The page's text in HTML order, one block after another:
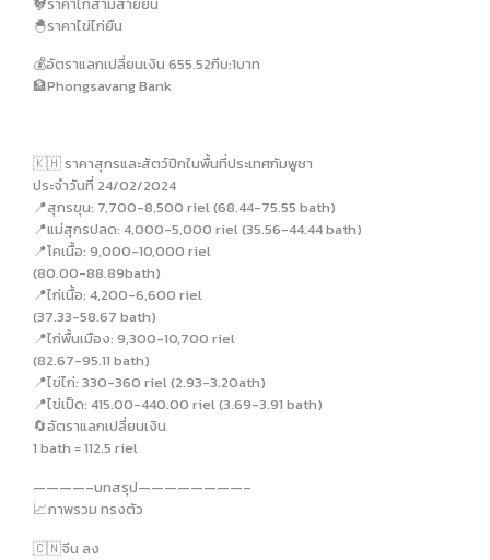
🐣ราคาไข่ไก่ยืน
💰อัตราแลกเปลี่ยนเงิน 655.52กีบ:1บาท
🏦Phongsavang Bank
🇰🇭 ราคาสุกรและสัตว์ปีกในพื้นที่ประเทศกัมพูชา
ประจำวันที่ 24/02/2024
📍สุกรขุน: 7,700-8,500 riel (68.44-75.55 bath)
📍แม่สุกรปลด: 4,000-5,000 riel (35.56-44.44 bath)
📍โคเนื้อ: 9,000-10,000 riel
(80.00-88.89bath)
📍ไก่เนื้อ: 4,200-6,600 riel
(37.33-58.67 bath)
📍ไก่พื้นเมือง: 9,300-10,700 riel
(82.67-95.11 bath)
📍ไข่ไก่: 330-360 riel (2.93-3.20ath)
📍ไข่เป็ด: 415.00-440.00 riel (3.69-3.91 bath)
🔄อัตราแลกเปลี่ยนเงิน
1 bath = 112.5 riel
————–บทสรุป————————–
📈ภาพรวม ทรงตัว
🇨🇳จีน ลง